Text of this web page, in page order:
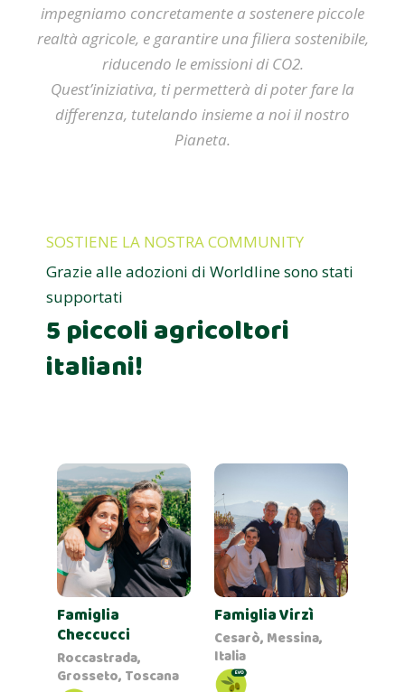
impegniamo concretamente a sostenere piccole
realtà agricole, e garantire una filiera sostenibile,
riducendo le emissioni di CO2.
Quest’iniziativa, ti permetterà di poter fare la
differenza, tutelando insieme a noi il nostro
Pianeta.
SOSTIENE LA NOSTRA COMMUNITY
Grazie alle adozioni di Worldline sono stati
supportati
5 piccoli agricoltori
italiani!
Famiglia
Checcucci
Roccastrada,
Grosseto, Toscana
Famiglia Virzì
Cesarò, Messina,
Italia